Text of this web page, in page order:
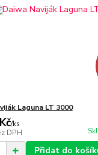
Laguna LT 3000
/ks
DPH
Přidat do